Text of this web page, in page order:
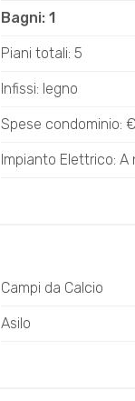
Bagni: 1
Piani totali: 5
Infissi: legno
Spese condominio:
Impianto Elettrico: A
Campi da Calcio
Asilo